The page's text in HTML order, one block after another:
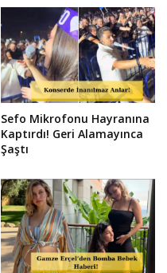
Sefo Mikrofonu Hayranına
Kaptırdı! Geri Alamayınca
Şaştı